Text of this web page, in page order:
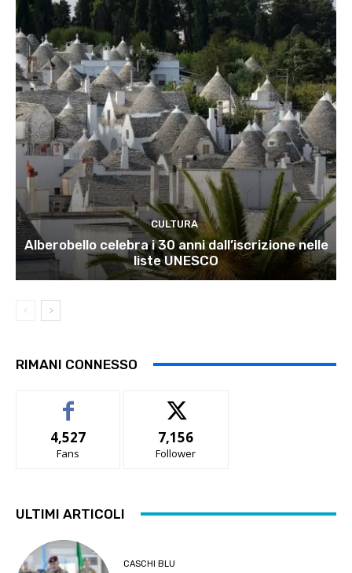
CULTURA
Alberobello celebra i 30 anni dall’iscrizione nelle
liste UNESCO
RIMANI CONNESSO
4,527
Fans
7,156
Follower
ULTIMI ARTICOLI
CASCHI BLU